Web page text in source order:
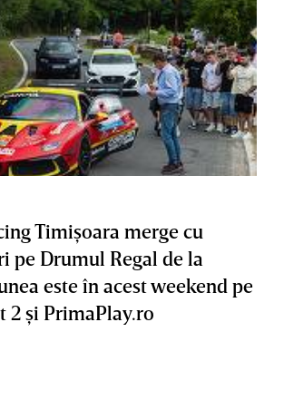
Timişoara merge cu
pe Drumul Regal de la
este în acest weekend pe
2 şi PrimaPlay.ro